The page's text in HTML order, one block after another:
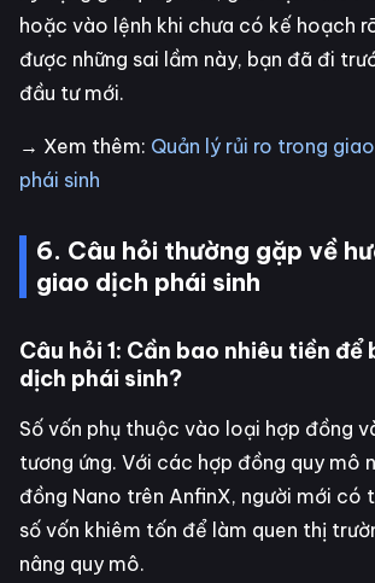
hoặc vào lệnh khi chưa có kế hoạch
được những sai lầm này, bạn đã đi
đầu tư mới.
→ Xem thêm: Quản lý rủi ro trong
phái sinh
6. Câu hỏi thường gặp về
giao dịch phái sinh
Câu hỏi 1: Cần bao nhiêu tiền
dịch phái sinh?
Số vốn phụ thuộc vào loại hợp đồng
tương ứng. Với các hợp đồng quy mô
đồng Nano trên AnfinX, người mới có
số vốn khiêm tốn để làm quen thị
nâng quy mô.